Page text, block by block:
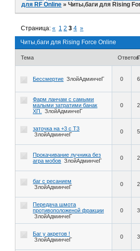
для RF Online »Читы,баги для Rising
Читы,баги для Rising Force Online
Страница:« 1 2 3 4 »
Тема Ответов
Бессмертие ЗлойАдминчеГ 0
Фарм ланчам с самыми
малыми затратими банак
ХП.
ЗлойАдминчеГ
0
заточка на +3 с Т3
ЗлойАдминчеГ
0
Прокачивание лучника без
агра мобов ЗлойАдминчеГ 0
баг с ресанием
ЗлойАдминчеГ
0
Передача шмота
противоположеной фракции
ЗлойАдминчеГ
0
Баг у акретов !
ЗлойАдминчеГ
0